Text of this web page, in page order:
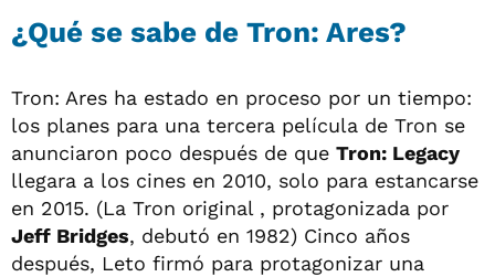
¿Qué se sabe de Tron: Ares?
Tron: Ares ha estado en proceso por un tiempo:
los planes para una tercera película de Tron se
anunciaron poco después de que Tron: Legacy
llegara a los cines en 2010, solo para estancarse
en 2015. (La Tron original , protagonizada por
Jeff Bridges, debutó en 1982) Cinco años
después, Leto firmó para protagonizar una